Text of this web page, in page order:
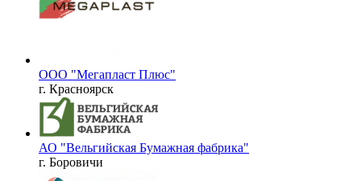
ООО "Мегапласт Плюс"
г. Красноярск
АО "Вельгийская Бумажная фабрика"
г. Боровичи